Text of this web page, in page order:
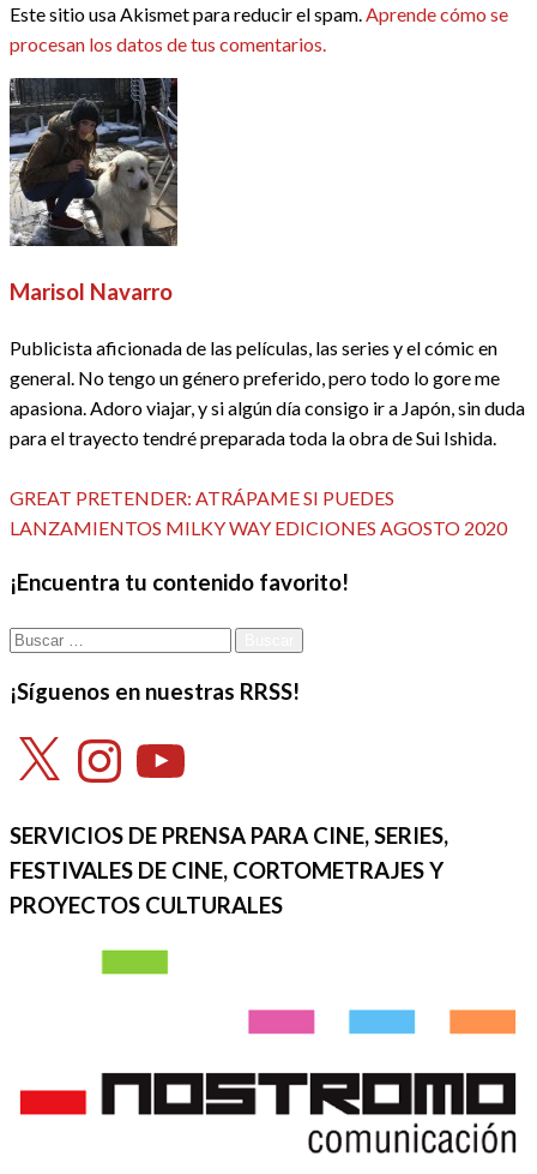
Este sitio usa Akismet para reducir el spam. Aprende cómo se
procesan los datos de tus comentarios.
Marisol Navarro
Publicista aficionada de las películas, las series y el cómic en
general. No tengo un género preferido, pero todo lo gore me
apasiona. Adoro viajar, y si algún día consigo ir a Japón, sin duda
para el trayecto tendré preparada toda la obra de Sui Ishida.
Navegación
entradas
Entrada
anterior
GREAT PRETENDER: ATRÁPAME SI PUEDES
Entrada
LANZAMIENTOS MILKY WAY EDICIONES AGOSTO 2020
¡Encuentra tu contenido favorito!
Buscar:
¡Síguenos en nuestras RRSS!
X InstagramYouTube
SERVICIOS DE PRENSA PARA CINE, SERIES,
FESTIVALES DE CINE, CORTOMETRAJES Y
PROYECTOS CULTURALES